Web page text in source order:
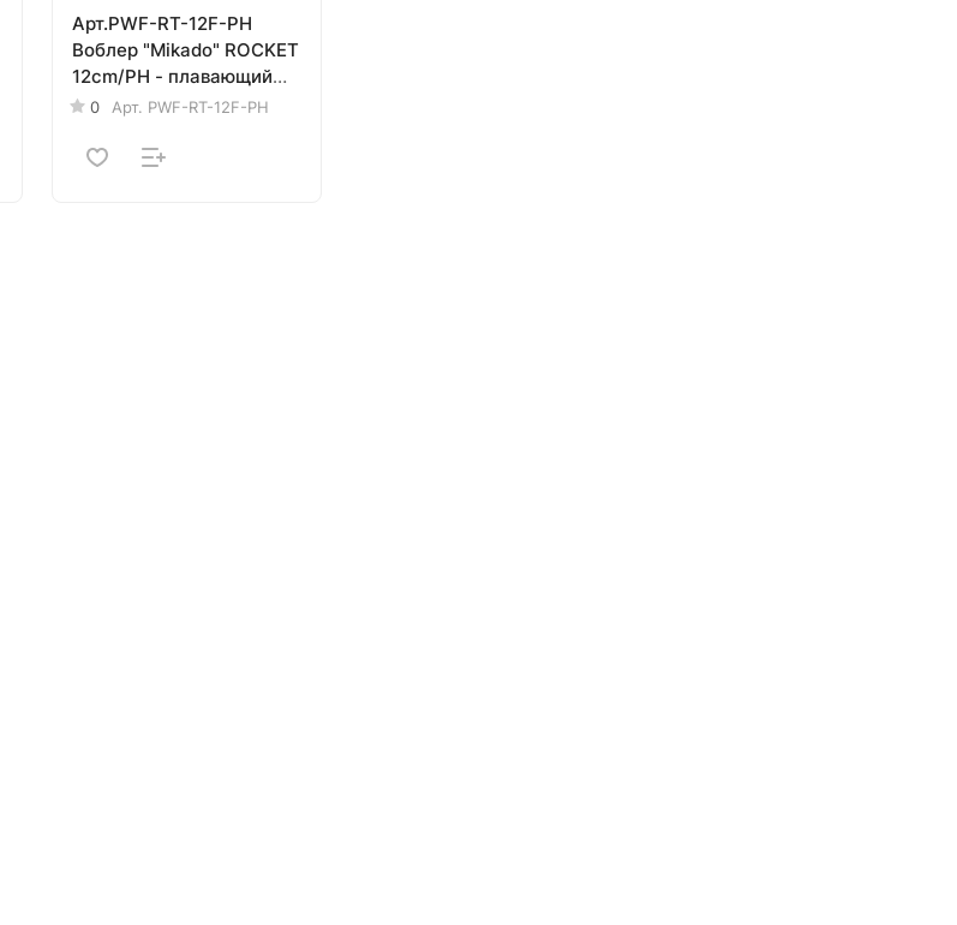
Арт.PWF-RT-12F-PH
Воблер "Mikado" ROCKET
12cm/PH - плавающий
(32,0г /до 5,0м)
0 Арт. PWF-RT-12F-PH